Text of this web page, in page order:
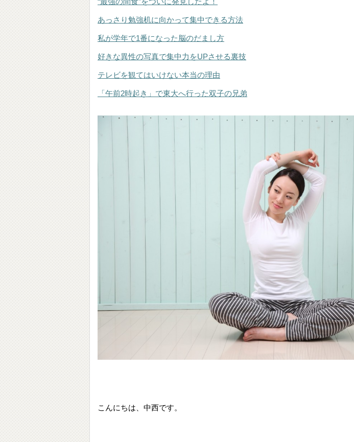
あっさり勉強机に向かって集中できる方法
私が学年で1番になった脳のだまし方
好きな異性の写真で集中力をUPさせる裏技
テレビを観てはいけない本当の理由
「午前2時起き」で東大へ行った双子の兄弟
こんにちは、中西です。